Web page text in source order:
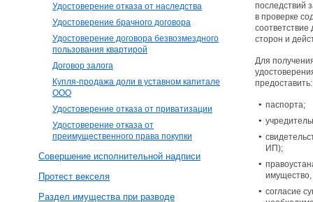
последствий
в проверке
сторон и
Для
предоставить:
паспорта;
ИП);
имущество,
согласие
Удостоверение отказа от наследства
Удостоверение брачного договора
Удостоверение договора безвозмездного
пользования квартирой
Договор залога
Купля-продажа доли в уставном капитале
ООО
Удостоверение отказа от приватизации
Удостоверение отказа от
преимущественного права покупки
Совершение исполнительной надписи
Протест векселя
Раздел имущества при разводе